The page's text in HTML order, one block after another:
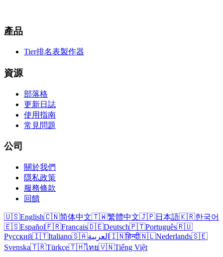
產品
Tier排名表製作器
資源
部落格
更新日誌
使用指南
常見問題
公司
關於我們
隱私政策
服務條款
回饋
🇺🇸English🇨🇳简体中文🇹🇼繁體中文🇯🇵日本語🇰🇷한국어
🇪🇸Español🇫🇷Français🇩🇪Deutsch🇵🇹Português🇷🇺
Русский🇮🇹Italiano🇸🇦العربية 🇮🇳हिन्दी🇳🇱Nederlands🇸🇪
Svenska🇹🇷Türkçe🇹🇭ไทย🇻🇳Tiếng Việt